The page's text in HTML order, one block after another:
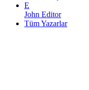
E
John Editor
Tüm Yazarlar